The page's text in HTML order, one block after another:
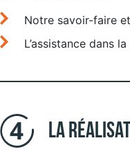
Notre savoir-faire
L’assistance dans la
La